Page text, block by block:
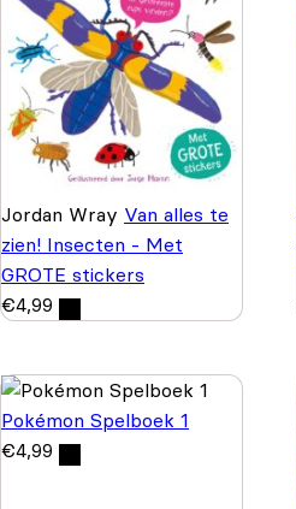
Jordan Wray Van alles te
zien! Insecten - Met
GROTE stickers
€4,99
Pokémon Spelboek 1
€4,99